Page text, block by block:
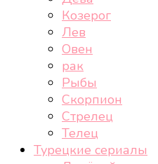
Козерог
Лев
Овен
рак
Рыбы
Скорпион
Стрелец
Телец
Турецкие сериалы